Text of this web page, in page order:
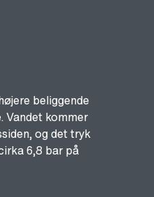
beliggende
Vandet kommer
og det tryk
6,8 bar på